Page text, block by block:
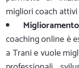
migliori coach
coaching online è
a Trani e vuole